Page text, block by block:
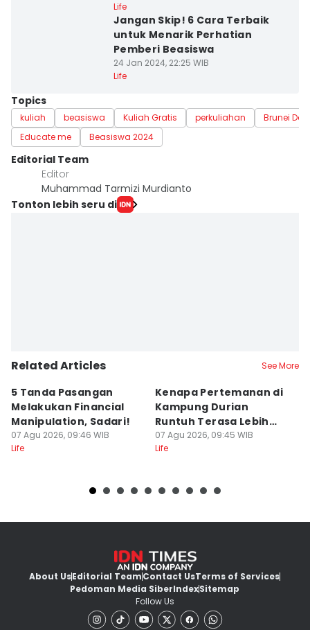
Life
Jangan Skip! 6 Cara Terbaik
untuk Menarik Perhatian
Pemberi Beasiswa
24 Jan 2024, 22:25 WIB
Life
Topics
kuliah beasiswa Kuliah Gratis perkuliahan
Brunei
Educate me
Beasiswa 2024
Editorial Team
Editor
Muhammad Tarmizi Murdianto
Tonton lebih seru di
Related Articles See More
5 Tanda Pasangan
Melakukan Financial
Manipulation, Sadari!
07 Agu 2026, 09:46 WIB
Life
Kenapa Pertemanan di
Kampung Durian
Runtuh Terasa Lebih
Tulus?
07 Agu 2026, 09:45 WIB
Life
About UsEditorial TeamContact UsTerms of Services
Pedoman Media SiberIndexSitemap
Follow Us